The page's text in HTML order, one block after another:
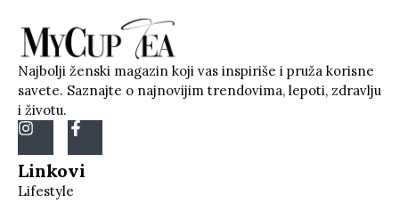
Najbolji ženski magazin koji vas inspiriše i pruža korisne
savete. Saznajte o najnovijim trendovima, lepoti, zdravlju
i životu.
Linkovi
Lifestyle